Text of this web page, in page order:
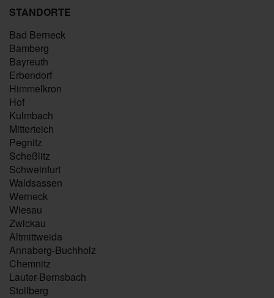
STANDORTE
Bad Berneck
Bamberg
Bayreuth
Erbendorf
Himmelkron
Hof
Kulmbach
Mitterteich
Pegnitz
Scheßlitz
Schweinfurt
Waldsassen
Werneck
Wiesau
Zwickau
Altmittweida
Annaberg-Buchholz
Chemnitz
Lauter-Bernsbach
Stollberg